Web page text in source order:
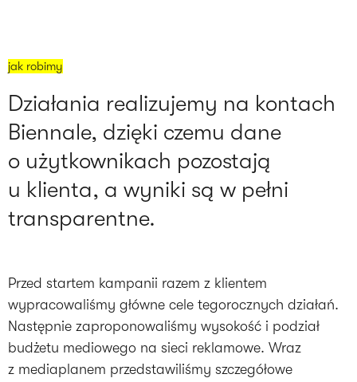
jak robimy
Działania realizujemy na kontach
Biennale, dzięki czemu dane
o użytkownikach pozostają
u klienta, a wyniki są w pełni
transparentne.
Przed startem kampanii razem z klientem
wypracowaliśmy główne cele tegorocznych działań.
Następnie zaproponowaliśmy wysokość i podział
budżetu mediowego na sieci reklamowe. Wraz
z mediaplanem przedstawiliśmy szczegółowe